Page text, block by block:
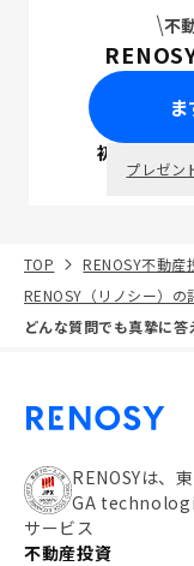
不
初回面談で
プレゼン
TOP RENOSY不動産
RENOSY（リノシー）の
どんな質問でも真摯に答
RENOSYは、
GA
サービス
不動産投資